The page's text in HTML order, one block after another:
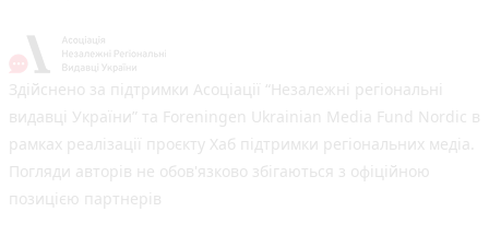
Здійснено за підтримки Асоціації “Незалежні регіональні
видавці України” та Foreningen Ukrainian Media Fund Nordic в
рамках реалізації проєкту Хаб підтримки регіональних медіа.
Погляди авторів не обов'язково збігаються з офіційною
позицією партнерів